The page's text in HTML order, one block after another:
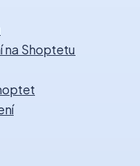
na Shoptetu